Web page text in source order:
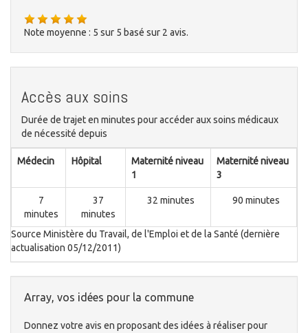
Note moyenne : 5 sur 5 basé sur 2 avis.
Accès aux soins
Durée de trajet en minutes pour accéder aux soins médicaux
de nécessité depuis
Médecin Hôpital
Maternité niveau
1
Maternité niveau
3
7
minutes
37
minutes
32 minutes 90 minutes
Source Ministère du Travail, de l'Emploi et de la Santé (dernière
actualisation 05/12/2011)
Array, vos idées pour la commune
Donnez votre avis en proposant des idées à réaliser pour